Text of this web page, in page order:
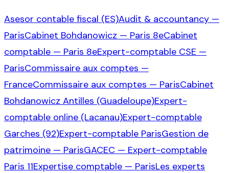
Asesor contable fiscal (ES)Audit & accountancy —
ParisCabinet Bohdanowicz — Paris 8eCabinet
comptable — Paris 8eExpert-comptable CSE —
ParisCommissaire aux comptes —
FranceCommissaire aux comptes — ParisCabinet
Bohdanowicz Antilles (Guadeloupe)Expert-
comptable online (Lacanau)Expert-comptable
Garches (92)Expert-comptable ParisGestion de
patrimoine — ParisGACEC — Expert-comptable
Paris 11Expertise comptable — ParisLes experts